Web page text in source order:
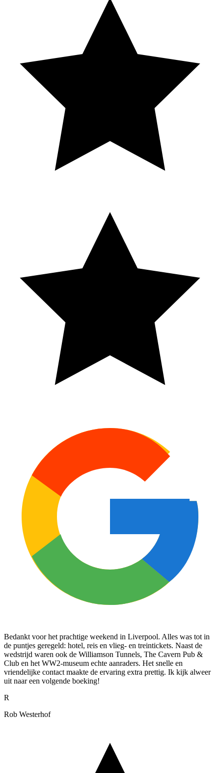
Bedankt voor het prachtige weekend in Liverpool. Alles was tot in
de puntjes geregeld: hotel, reis en vlieg- en treintickets. Naast de
wedstrijd waren ook de Williamson Tunnels, The Cavern Pub &
Club en het WW2-museum echte aanraders. Het snelle en
vriendelijke contact maakte de ervaring extra prettig. Ik kijk alweer
uit naar een volgende boeking!
R
Rob Westerhof